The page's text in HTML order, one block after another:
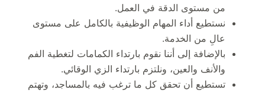
من مستوى الدقة في العمل.
نستطيع أداء المهام الوظيفية بالكامل على مستوى
عالِ من الخدمة.
بالإضافة إلى أننا نقوم بارتداء الكمامات لتغطية الفم
والأنف والعين، ونلتزم بارتداء الزي الوقائي.
تستطيع أن تحقق كل ما ترغب فيه بالمساجد، وتهتم